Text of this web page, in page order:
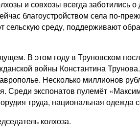
и совхозы всегда
благоустройством села по-
среду, поддерживают
В этом году в Труновском
войны Константина
Несколько миллионов
Среди экспонатов пулемёт
труда, национальная одежда
колхоза.